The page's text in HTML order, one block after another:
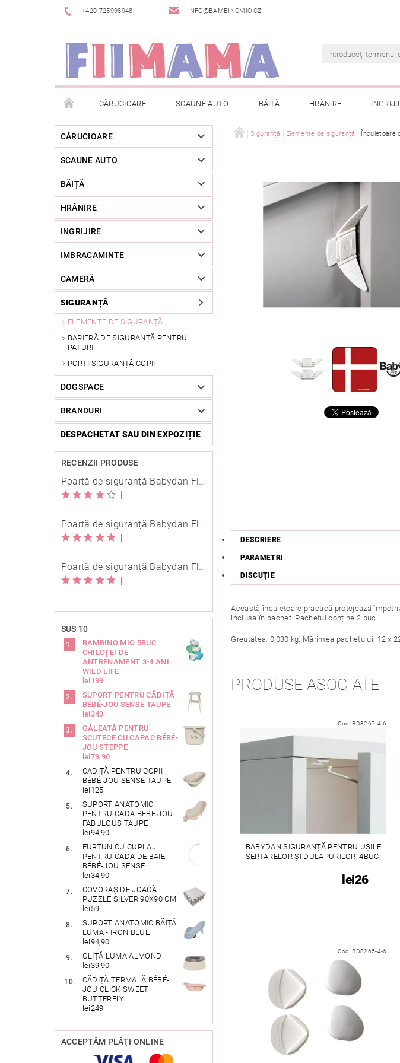
+420 725998948 INFO@BAMBINOMIO.CZ
CĂRUCIOARE SCAUNE AUTO BĂIȚĂ HRĂNIRE
BRANDURI DESPACHETAT SAU DIN EXPOZIȚIE TERMENI ȘI CONDIȚII
RETURNAREA MĂRFII METODE DE PLATĂ
CĂRUCIOARE
SCAUNE AUTO
BĂIȚĂ
HRĂNIRE
INGRIJIRE
IMBRACAMINTE
CAMERĂ
SIGURANȚĂ
ELEMENTE DE SIGURANȚĂ
BARIERĂ DE SIGURANȚĂ PENTRU
PATURI
PORTI SIGURANȚĂ COPII
DOGSPACE
BRANDURI
DESPACHETAT SAU DIN EXPOZIȚIE
RECENZII PRODUSE
Poartă de siguranță Babydan Flexi Fit metal albă 67-105,5 cm cu înșurubare
Poartă de siguranță Babydan Flexi Fit metal neagră 67-105,5 cm cu înșurubare
Poartă de siguranță Babydan Flexi Fit metal neagră 67-105,5 cm cu înșurubare
SUS 10
BAMBINO MIO 5BUC.
CHILOȚEI DE
ANTRENAMENT 3-4 ANI
WILD LIFE
lei199
SUPORT PENTRU CĂDIȚĂ
BÉBÉ-JOU SENSE TAUPE
lei349
GĂLEATĂ PENTRU
SCUTECE CU CAPAC BÉBÉ-
JOU STEPPE
lei79,90
CADIȚĂ PENTRU COPII
BÉBÉ-JOU SENSE TAUPE
lei125
SUPORT ANATOMIC
PENTRU CADA BEBE JOU
FABULOUS TAUPE
lei94,90
FURTUN CU CUPLAJ
PENTRU CADA DE BAIE
BÉBÉ-JOU SENSE
lei34,90
COVORAȘ DE JOACĂ
PUZZLE SILVER 90X90 CM
lei59
SUPORT ANATOMIC BĂIȚĂ
LUMA - IRON BLUE
lei94,90
OLIȚĂ LUMA ALMOND
lei39,90
CĂDIȚĂ TERMALĂ BÉBÉ-
JOU CLICK SWEET
BUTTERFLY
lei249
ACCEPTĂM PLĂŢI ONLINE
Siguranță Elemente de siguranță Încuietoare
DESCRIERE
PARAMETRI
DISCUŢIE
Această încuietoare practică protejează
inclusa în pachet. Pachetul conține 2 buc.
Greutatea: 0,030 kg. Mărimea pachetului: 12 x
PRODUSE ASOCIATE
Cod: BD8267-4-6
BABYDAN SIGURANȚĂ PENTRU UȘILE
SERTARELOR ȘI DULAPURILOR, 4BUC.
lei26
Cod: BD8265-4-6